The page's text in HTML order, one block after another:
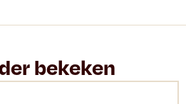
bekeken